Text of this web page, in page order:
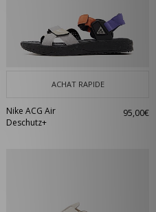
ACHAT RAPIDE
Nike ACG Air
Deschutz+
95,00€